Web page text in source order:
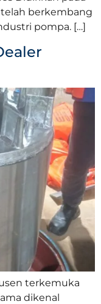
berkembang
pompa. […]
terkemuka
dikenal